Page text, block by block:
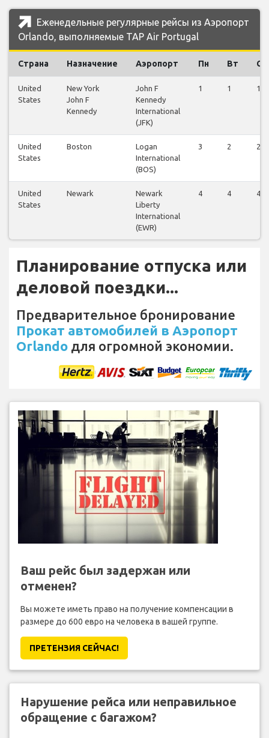
Еженедельные регулярные рейсы из Аэропорт
Orlando, выполняемые TAP Air Portugal
Страна Назначение Аэропорт Пн Вт Ср
United
States
New York
John F
Kennedy
John F
Kennedy
International
(JFK)
1 1 1
United
States
Boston
Logan
International
(BOS)
3 2 2
United
States
Newark
Newark
Liberty
International
(EWR)
4 4 4
Планирование отпуска или
деловой поездки...
Предварительное бронирование
Прокат автомобилей в Аэропорт
Orlando для огромной экономии.
Ваш рейс был задержан или
отменен?
Вы можете иметь право на получение компенсации в
размере до 600 евро на человека в вашей группе.
ПРЕТЕНЗИЯ CЕЙЧАС!
Нарушение рейса или неправильное
обращение с багажом?